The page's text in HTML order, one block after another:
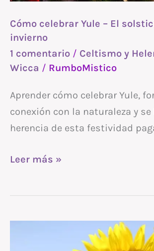
Cómo celebrar Yule – El
invierno
1 comentario / Celtismo y
Wicca / RumboMistico
Aprender cómo celebrar Yule,
conexión con la naturaleza y
herencia de esta festividad
Leer más »